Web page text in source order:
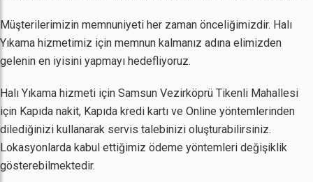
Müşterilerimizin memnuniyeti her zaman önceliğimizdir. Halı
Yıkama hizmetimiz için memnun kalmanız adına elimizden
gelenin en iyisini yapmayı hedefliyoruz.
Halı Yıkama hizmeti için Samsun Vezirköprü Tikenli Mahallesi
için Kapıda nakit, Kapıda kredi kartı ve Online yöntemlerinden
dilediğinizi kullanarak servis talebinizi oluşturabilirsiniz.
Lokasyonlarda kabul ettiğimiz ödeme yöntemleri değişiklik
gösterebilmektedir.